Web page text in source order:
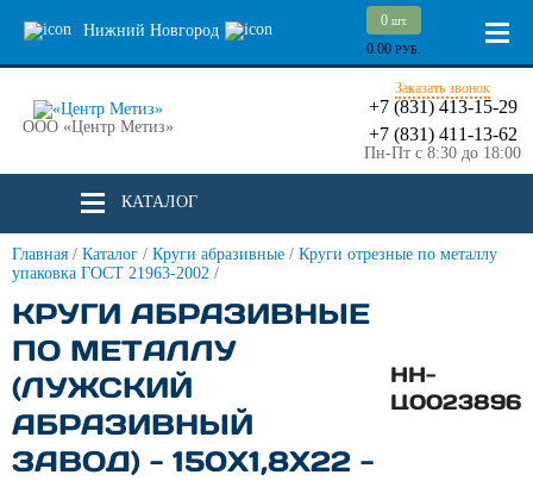
Нижний Новгород
0 шт.
0.00 РУБ.
ООО «Центр Метиз»
Заказать звонок
+7 (831) 413-15-29
+7 (831) 411-13-62
Пн-Пт с 8:30 до 18:00
КАТАЛОГ
Главная / Каталог / Круги абразивные / Круги отрезные по металлу
упаковка ГОСТ 21963-2002 /
КРУГИ АБРАЗИВНЫЕ
ПО МЕТАЛЛУ
(ЛУЖСКИЙ
АБРАЗИВНЫЙ
ЗАВОД) - 150Х1,8Х22 -
НН-
Ц0023896